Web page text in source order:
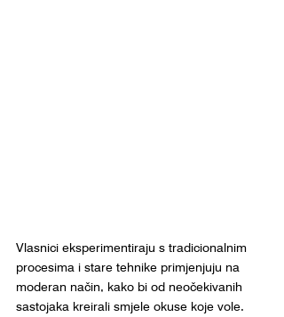
Vlasnici eksperimentiraju s tradicionalnim
procesima i stare tehnike primjenjuju na
moderan način, kako bi od neočekivanih
sastojaka kreirali smjele okuse koje vole.